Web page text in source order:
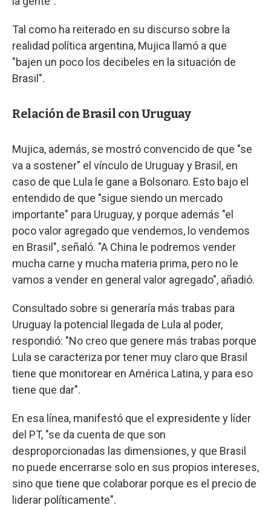
Tal como ha reiterado en su discurso sobre la
realidad política argentina, Mujica llamó a que
"bajen un poco los decibeles en la situación de
Brasil".
Relación de Brasil con Uruguay
Mujica, además, se mostró convencido de que "se
va a sostener" el vínculo de Uruguay y Brasil, en
caso de que Lula le gane a Bolsonaro. Esto bajo el
entendido de que "sigue siendo un mercado
importante" para Uruguay, y porque además "el
poco valor agregado que vendemos, lo vendemos
en Brasil", señaló. "A China le podremos vender
mucha carne y mucha materia prima, pero no le
vamos a vender en general valor agregado", añadió.
Consultado sobre si generaría más trabas para
Uruguay la potencial llegada de Lula al poder,
respondió: "No creo que genere más trabas porque
Lula se caracteriza por tener muy claro que Brasil
tiene que monitorear en América Latina, y para eso
tiene que dar".
En esa línea, manifestó que el expresidente y líder
del PT, "se da cuenta de que son
desproporcionadas las dimensiones, y que Brasil
no puede encerrarse solo en sus propios intereses,
sino que tiene que colaborar porque es el precio de
liderar políticamente".